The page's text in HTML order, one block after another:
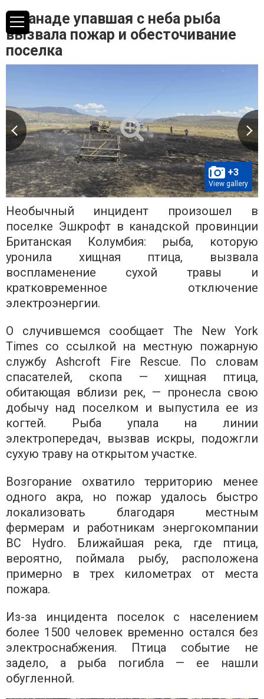
В Канаде упавшая с неба рыба
вызвала пожар и обесточивание
поселка
+3
View gallery
Необычный инцидент произошел в
поселке Эшкрофт в канадской провинции
Британская Колумбия: рыба, которую
уронила хищная птица, вызвала
воспламенение сухой травы и
кратковременное отключение
электроэнергии.
О случившемся сообщает The New York
Times со ссылкой на местную пожарную
службу Ashcroft Fire Rescue. По словам
спасателей, скопа — хищная птица,
обитающая вблизи рек, — пронесла свою
добычу над поселком и выпустила ее из
когтей. Рыба упала на линии
электропередач, вызвав искры, подожгли
сухую траву на открытом участке.
Возгорание охватило территорию менее
одного акра, но пожар удалось быстро
локализовать благодаря местным
фермерам и работникам энергокомпании
BC Hydro. Ближайшая река, где птица,
вероятно, поймала рыбу, расположена
примерно в трех километрах от места
пожара.
Из-за инцидента поселок с населением
более 1500 человек временно остался без
электроснабжения. Птица событие не
задело, а рыба погибла — ее нашли
обугленной.